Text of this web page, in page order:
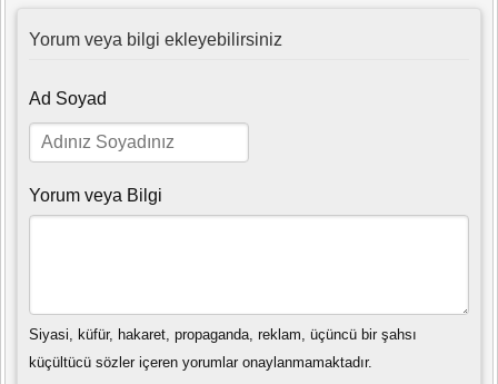
Yorum veya bilgi ekleyebilirsiniz
Ad Soyad
Yorum veya Bilgi
Siyasi, küfür, hakaret, propaganda, reklam, üçüncü bir şahsı
küçültücü sözler içeren yorumlar onaylanmamaktadır.